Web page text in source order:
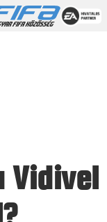
Vidivel